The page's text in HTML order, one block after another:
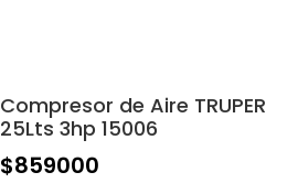
Compresor de Aire TRUPER
25Lts 3hp 15006
$859000